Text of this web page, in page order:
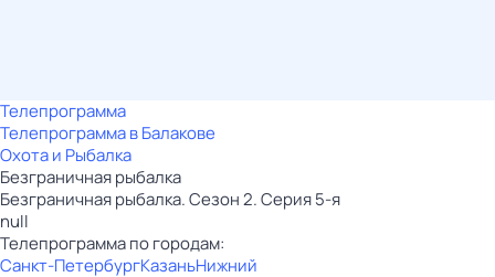
Телепрограмма
Телепрограмма в Балакове
Охота и Рыбалка
Безгрaничнaя pыбалка
Безгрaничнaя pыбалка. Сезон 2. Серия 5-я
null
Телепрограмма по городам:
Санкт-ПетербургКазаньНижний